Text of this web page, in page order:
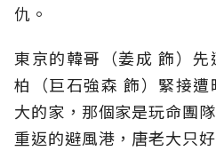
仇。
東京的韓哥（姜成 飾）
柏（巨石強森 飾）緊接
大的家，那個家是玩命團
重返的避風港，唐老大只